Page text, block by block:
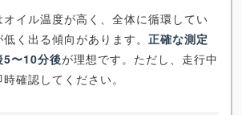
イル温度が高く、全体に循環してい
く出る傾向があります。 正確な測定
5〜10分後が理想です。ただし、走行中
確認してください。